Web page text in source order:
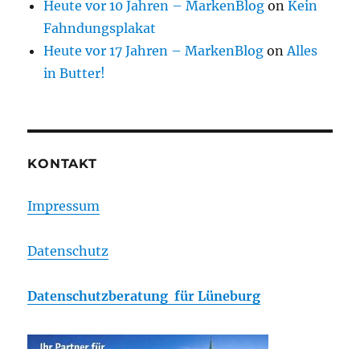
Heute vor 10 Jahren – MarkenBlog onKein
Fahndungsplakat
Heute vor 17 Jahren – MarkenBlog onAlles
in Butter!
KONTAKT
Impressum
Datenschutz
Datenschutzberatung für Lüneburg